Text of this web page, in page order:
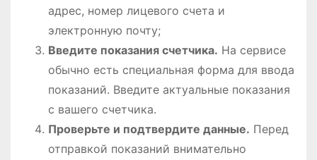
адрес, номер лицевого счета и
электронную почту;
Введите показания счетчика. На сервисе
обычно есть специальная форма для ввода
показаний. Введите актуальные показания
с вашего счетчика.
Проверьте и подтвердите данные. Перед
отправкой показаний внимательно